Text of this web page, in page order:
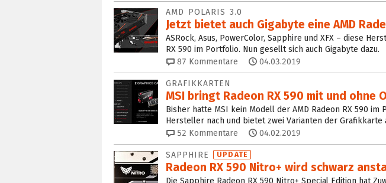
AMD POLARIS 3.0
Jetzt bietet auch Gigabyte eine AMD
ASRock, Asus, PowerColor, Sapphire und XFX – diese
RX 590 im Portfolio. Nun gesellt sich auch Gigabyte dazu.
87 Kommentare 04.03.2019
GRAFIKKARTEN
MSI bringt Radeon RX 590 mit und ohne
Bisher hatte MSI kein Modell der AMD Radeon RX 590 im
Hersteller nach und bietet zwei Varianten der Grafikkarte
52 Kommentare 04.02.2019
SAPPHIRE UPDATE
Radeon RX 590 Nitro+ wird schwarz
Die Sapphire Radeon RX 590 Nitro+ Special Edition hat